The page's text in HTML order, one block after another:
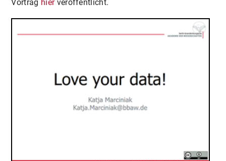
Vortrag hierveröffentlicht.